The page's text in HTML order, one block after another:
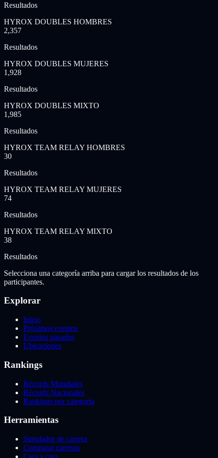
Resultados
HYROX DOUBLES HOMBRES
2,357
Resultados
HYROX DOUBLES MUJERES
1,928
Resultados
HYROX DOUBLES MIXTO
1,985
Resultados
HYROX TEAM RELAY HOMBRES
30
Resultados
HYROX TEAM RELAY MUJERES
74
Resultados
HYROX TEAM RELAY MIXTO
38
Resultados
Selecciona una categoría arriba para cargar los resultados de los
participantes.
Explorar
Inicio
Próximos eventos
Eventos pasados
Ubicaciones
Rankings
Récords Mundiales
Récords Nacionales
Rankings por categoría
Herramientas
Simulador de carrera
Comparar carreras
Cara a cara